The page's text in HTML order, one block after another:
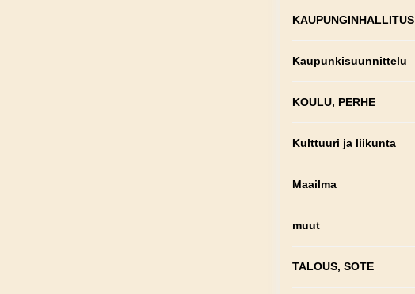
KAUPUNGINHALLITUS
Kaupunkisuunnittelu
KOULU, PERHE
Kulttuuri ja liikunta
Maailma
muut
TALOUS, SOTE